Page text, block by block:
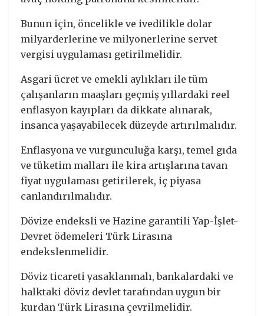
Bunun için, öncelikle ve ivedilikle dolar
milyarderlerine ve milyonerlerine servet
vergisi uygulaması getirilmelidir.
Asgari ücret ve emekli aylıkları ile tüm
çalışanların maaşları geçmiş yıllardaki reel
enflasyon kayıpları da dikkate alınarak,
insanca yaşayabilecek düzeyde artırılmalıdır.
Enflasyona ve vurgunculuğa karşı, temel gıda
ve tüketim malları ile kira artışlarına tavan
fiyat uygulaması getirilerek, iç piyasa
canlandırılmalıdır.
Dövize endeksli ve Hazine garantili Yap-İşlet-
Devret ödemeleri Türk Lirasına
endekslenmelidir.
Döviz ticareti yasaklanmalı, bankalardaki ve
halktaki döviz devlet tarafından uygun bir
kurdan Türk Lirasına çevrilmelidir.